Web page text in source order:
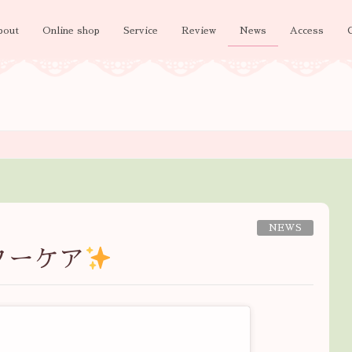
Online shop Service Review News Access
NEWS
ーケア